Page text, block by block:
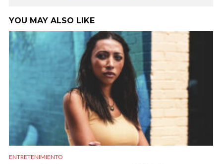
YOU MAY ALSO LIKE
ENTRETENIMIENTO